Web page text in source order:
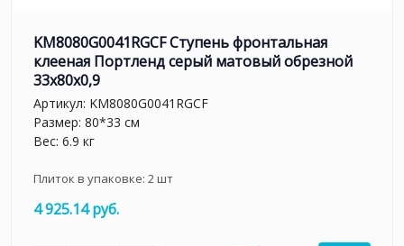
KM8080G0041RGCF Ступень фронтальная
клееная Портленд серый матовый обрезной
33x80x0,9
Артикул: KM8080G0041RGCF
Размер: 80*33 см
Вес: 6.9 кг
Плиток в упаковке: 2шт
4 925.14 руб.